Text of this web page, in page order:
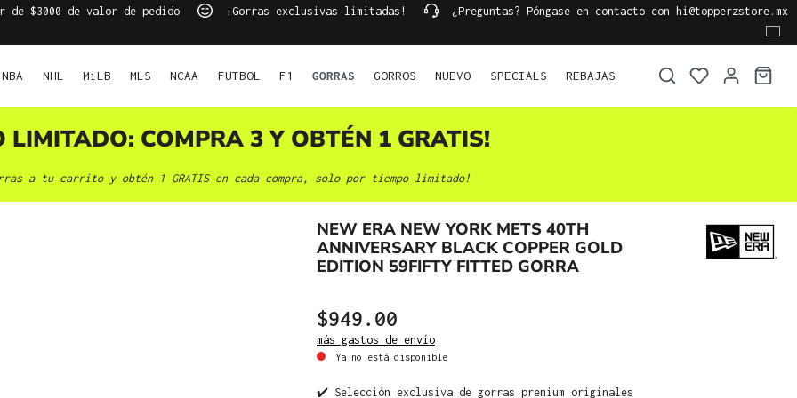
$3000 de valor de pedido ¡Gorras exclusivas limitadas! ¿Preguntas? Póngase en contacto con hi@topperzstore.mx
NBA NHL MiLB MLS NCAA FUTBOL F1 GORRAS GORROS NUEVO SPECIALS REBAJAS
LIMITADO: COMPRA 3 Y OBTÉN 1 GRATIS!
a tu carrito y obtén 1 GRATIS en cada compra, solo por tiempo limitado!
NEW ERA NEW YORK METS 40TH
ANNIVERSARY BLACK COPPER GOLD
EDITION 59FIFTY FITTED GORRA
$949.00
más gastos de envío
Ya no está disponible
✔️ Selección exclusiva de gorras premium originales